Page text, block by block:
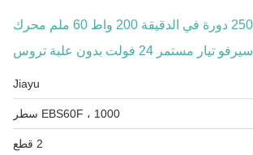
ضجيج منخفض 2500 دورة في الدقيقة 200 واط 60 ملم محرك
سيرفو تيار مستمر 24 فولت بدون علبة تروس
Jiayu
EBS60F ، 1000 سطر
2 قطع